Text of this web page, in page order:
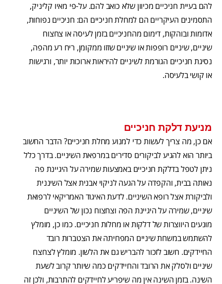
להם בעיית חניכיים מכיוון שלא כואב להם. על-פי מאיו קליניק,
התסמינים העיקריים הם למחלת חניכיים הם: חניכיים נפוחות,
אדומות ובוהקות, דימום מהחניכיים בזמן לעיסה או צחצוח
שיניים, שיניים רופפות או שיניים שזזו ממקומן, ריח רע מהפה,
נסיגת חניכיים הגורמת לשיניים להיראות ארוכות יותר, ורגישות
או קושי בלעיסה.
מניעת דלקת חניכיים
אם כן, מה צריך לעשות כדי למנוע מחלת חניכיים? הדבר החשוב
ביותר הוא להגיע לביקורים סדירים במרפאת השיניים. בדרך כלל
ניתן לטפל בדלקת חניכיים באמצעות שמירה על היגיינת פה
נאותה בבית, והקפדה על הגעה לניקוי אבנית אצל השיננית
ולביקורת אצל רופא השיניים. לדעת האיגוד האמריקאי לרפואת
שיניים, שמירה על היגיינת הפה וצחצוח נכון של השיניים
מונעים היווצרות של דלקות או מחלות חניכיים. כמו כן, מומלץ
להשתמש במשחת שיניים המפחיתה את הצטברות רובד
החיידקים. חשוב לזכור להבריש גם את הלשון. מומלץ לצחצח
שיניים ולסלק את הרובד והחיידקים כמה שיותר קרוב לשעת
השינה. בזמן השינה אין מה שיפריע לחיידקים להתרבות, ולכן זה